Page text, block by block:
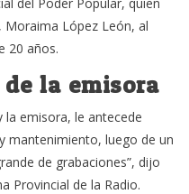
López León, al
20 años.
la emisora
la emisora, le antecede
mantenimiento, luego de un
de grabaciones”, dijo
Provincial de la Radio.